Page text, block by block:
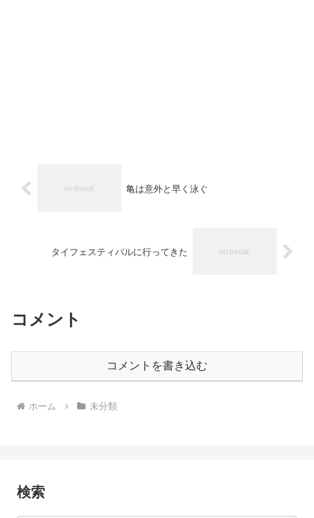
亀は意外と早く泳ぐ
タイフェスティバルに行ってきた
コメント
コメントを書き込む
ホーム 未分類
検索